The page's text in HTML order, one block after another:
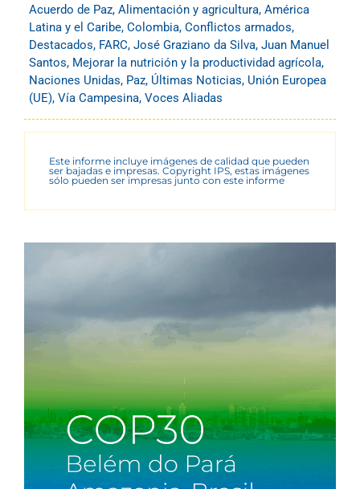
Acuerdo de Paz, Alimentación y agricultura, América
Latina y el Caribe, Colombia, Conflictos armados,
Destacados, FARC, José Graziano da Silva, Juan Manuel
Santos, Mejorar la nutrición y la productividad agrícola,
Naciones Unidas, Paz, Últimas Noticias, Unión Europea
(UE), Vía Campesina, Voces Aliadas
Este informe incluye imágenes de calidad que pueden
ser bajadas e impresas. Copyright IPS, estas imágenes
sólo pueden ser impresas junto con este informe